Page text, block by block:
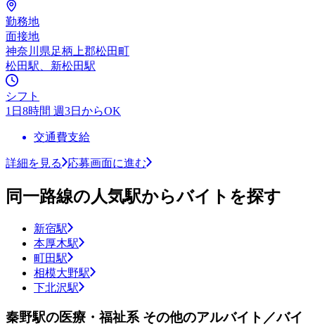
勤務地
面接地
神奈川県足柄上郡松田町
松田駅、新松田駅
シフト
1日8時間 週3日からOK
交通費支給
詳細を見る 応募画面に進む
同一路線の人気駅からバイトを探す
新宿駅
本厚木駅
町田駅
相模大野駅
下北沢駅
秦野駅の医療・福祉系 その他のアルバイト／バイ